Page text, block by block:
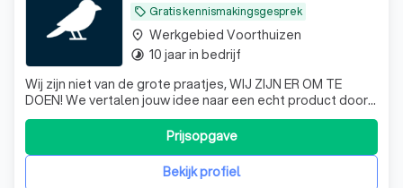
local_offer Gratis kennismakingsgesprek
Wij zijn niet van de grote praatjes, WIJ ZIJN ER OM TE
DOEN! We vertalen jouw idee naar een echt product door
middel van extensieve onderzoeken, volledige branding
en een goed werkende website.
Bekijk profiel
Prijsopgave
place Werkgebied Voorthuizen
timelapse 10 jaar in bedrijf